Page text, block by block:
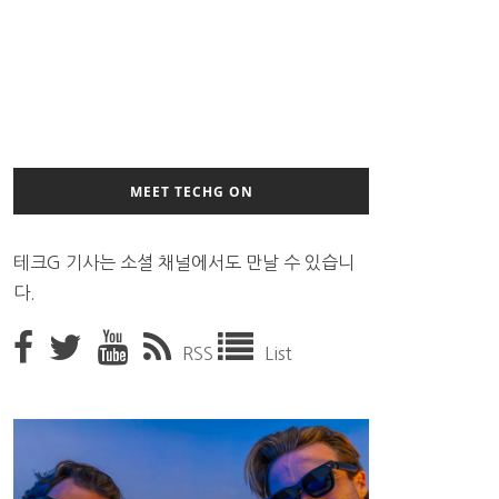
MEET TECHG ON
테크G 기사는 소셜 채널에서도 만날 수 있습니
다.
RSS List